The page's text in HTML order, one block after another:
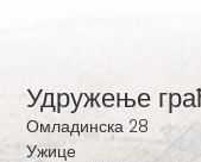
Удружење
Омладинска 28
Ужице